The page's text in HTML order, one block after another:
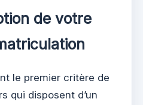
de votre
le premier critère de
qui disposent d’un